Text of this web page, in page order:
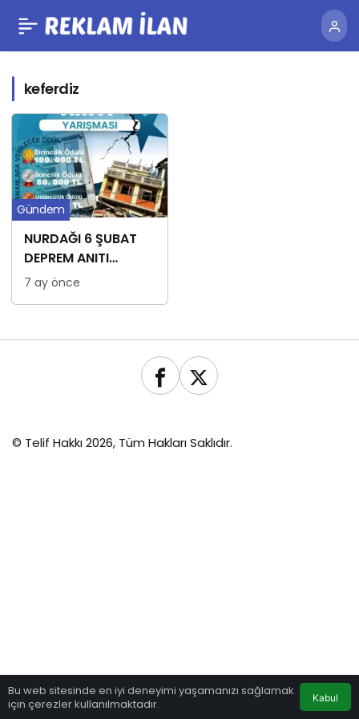
keferdiz
NURDAĞI 6 ŞUBAT
DEPREM ANITI
ÖDÜLLÜ YARIŞMASI
Gündem
7 ay önce
Bu web sitesinde en iyi deneyimi yaşamanızı sağlamak
için çerezler kullanılmaktadır.
Kabul
© Telif Hakkı 2026, Tüm Hakları Saklıdır.